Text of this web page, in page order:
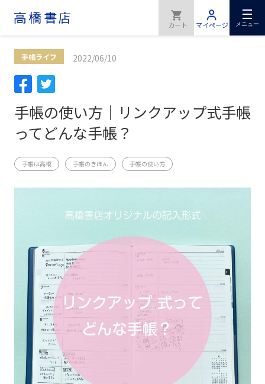
メニュー
手帳ライフ 2022/06/10
手帳の使い方｜リンクアップ式手帳
ってどんな手帳？
手帳は高橋 手帳のきほん 手帳の使い方